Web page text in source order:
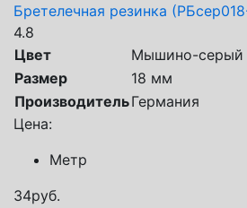
Бретелечная резинка
4.8
Цвет
Мышино-серый
Размер
18 мм
ПроизводительГермания
Цена:
Метр
34руб.